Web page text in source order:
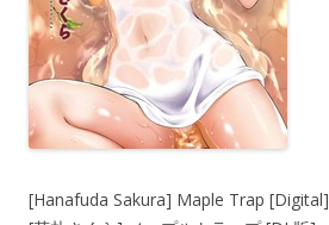
[Hanafuda Sakura] Maple Trap [Digital]